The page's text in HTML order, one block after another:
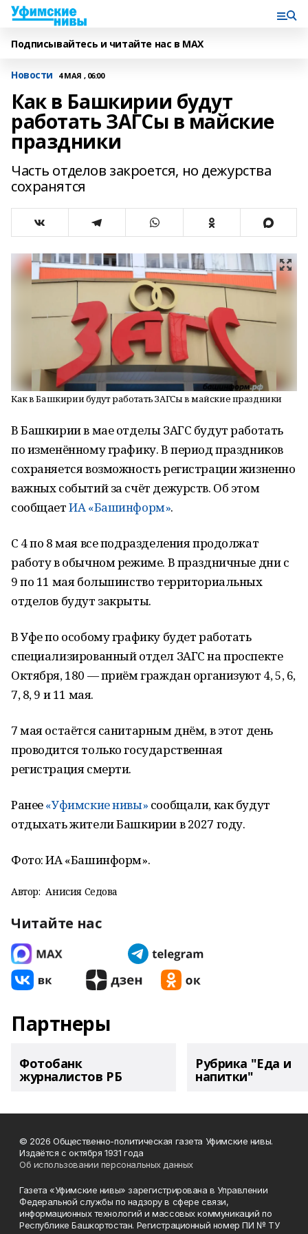
Подписывайтесь и читайте нас в MAX
Новости 4 МАЯ , 06:00
Как в Башкирии будут
работать ЗАГСы в майские
праздники
Часть отделов закроется, но дежурства
сохранятся
Как в Башкирии будут работать ЗАГСы в майские праздники
В Башкирии в мае отделы ЗАГС будут работать
по изменённому графику. В период праздников
сохраняется возможность регистрации жизненно
важных событий за счёт дежурств. Об этом
сообщаетИА «Башинформ».
С 4 по 8 мая все подразделения продолжат
работу в обычном режиме. В праздничные дни с
9 по 11 мая большинство территориальных
отделов будут закрыты.
В Уфе по особому графику будет работать
специализированный отдел ЗАГС на проспекте
Октября, 180 — приём граждан организуют 4, 5, 6,
7, 8, 9 и 11 мая.
7 мая остаётся санитарным днём, в этот день
проводится только государственная
регистрация смерти.
Ранее«Уфимские нивы» сообщали, как будут
отдыхать жители Башкирии в 2027 году.
Фото: ИА «Башинформ».
Автор: Анисия Седова
Читайте нас
Партнеры
Фотобанк
журналистов РБ
Рубрика "Еда и
напитки"
© 2026 Общественно-политическая газета Уфимские нивы.
Издаётся с октября 1931 года
Об использовании персональных данных
Газета «Уфимские нивы» зарегистрирована в Управлении
Федеральной службы по надзору в сфере связи,
информационных технологий и массовых коммуникаций по
Республике Башкортостан. Регистрационный номер ПИ № ТУ